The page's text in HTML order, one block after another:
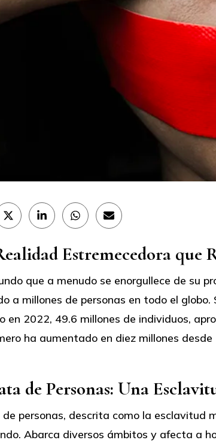
Compartir
en
(Twitter)
Compartir
en
Compartir
en
Compartir
en
Estremecedora que
que a menudo se enorgullece de su
a millones de personas en todo el
en 2022, 49.6 millones de individuos,
ha aumentado en diez millones
de Personas: Una
personas, descrita como la esclavitud
Abarca diversos ámbitos y afecta a